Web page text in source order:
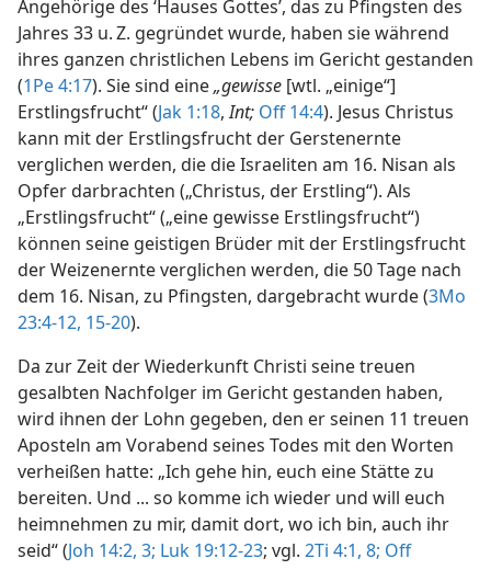
Angehörige des ‘Hauses Gottes’, das zu Pfingsten des
Jahres 33 u. Z. gegründet wurde, haben sie während
ihres ganzen christlichen Lebens im Gericht gestanden
(1Pe 4:17). Sie sind eine„gewisse [wtl. „einige“]
Erstlingsfrucht“ (Jak 1:18,Int; Off 14:4). Jesus Christus
kann mit der Erstlingsfrucht der Gerstenernte
verglichen werden, die die Israeliten am 16. Nisan als
Opfer darbrachten („Christus, der Erstling“). Als
„Erstlingsfrucht“ („eine gewisse Erstlingsfrucht“)
können seine geistigen Brüder mit der Erstlingsfrucht
der Weizenernte verglichen werden, die 50 Tage nach
dem 16. Nisan, zu Pfingsten, dargebracht wurde (3Mo
23:4-12, 15-20).
Da zur Zeit der Wiederkunft Christi seine treuen
gesalbten Nachfolger im Gericht gestanden haben,
wird ihnen der Lohn gegeben, den er seinen 11 treuen
Aposteln am Vorabend seines Todes mit den Worten
verheißen hatte: „Ich gehe hin, euch eine Stätte zu
bereiten. Und ... so komme ich wieder und will euch
heimnehmen zu mir, damit dort, wo ich bin, auch ihr
seid“ (Joh 14:2, 3; Luk 19:12-23; vgl. 2Ti 4:1, 8; Off